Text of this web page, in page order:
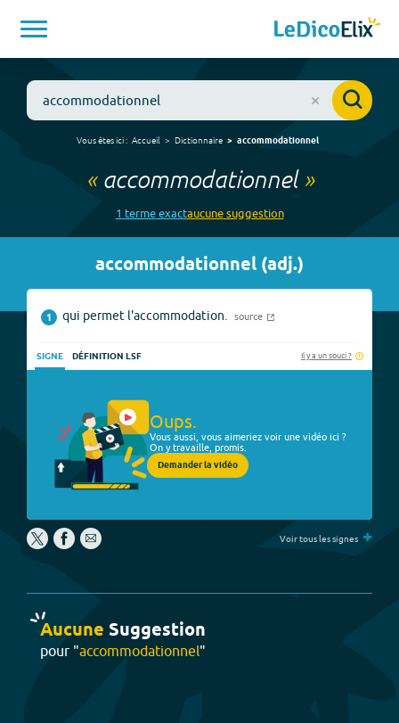
Vous êtes ici : Accueil Dictionnaire accommodationnel
« accommodationnel»
1 termeexactaucunesuggestion
accommodationnel (adj.)
1 qui permet l'accommodation. source
SIGNE DÉFINITION LSF Il y a un souci ?
Oups.
Vous aussi, vous aimeriez voir une vidéo ici ?
On y travaille, promis.
Demander la vidéo
Voir tous les signes +
Aucune Suggestion
pour "accommodationnel"